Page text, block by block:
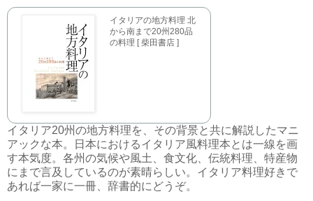
イタリアの地方料理 北
から南まで20州280品
の料理 [ 柴田書店 ]
イタリア20州の地方料理を、その背景と共に解説したマニ
アックな本。日本におけるイタリア風料理本とは一線を画
す本気度。各州の気候や風土、食文化、伝統料理、特産物
にまで言及しているのが素晴らしい。イタリア料理好きで
あれば一家に一冊、辞書的にどうぞ。